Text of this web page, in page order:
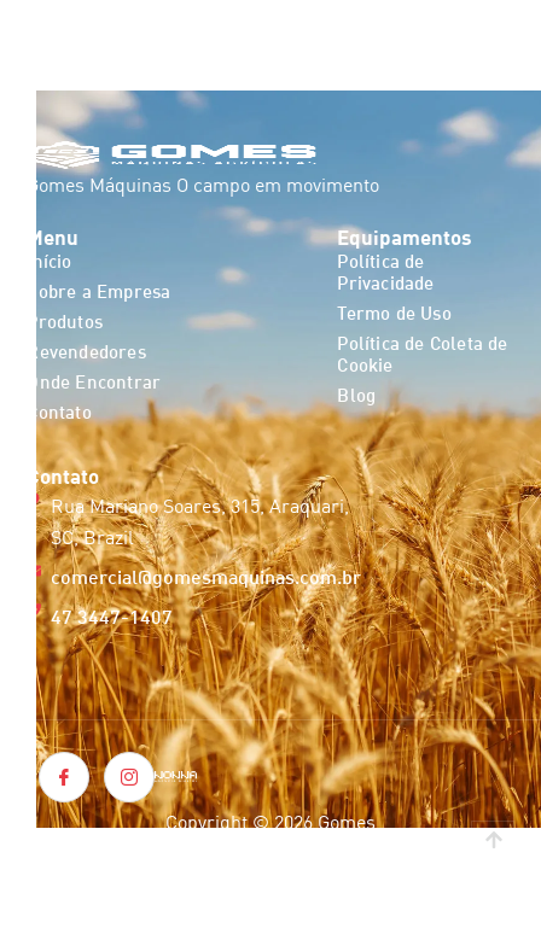
Gomes Máquinas O campo em movimento
Menu
Início
Sobre a Empresa
Produtos
Revendedores
Onde Encontrar
Contato
Equipamentos
Política de
Privacidade
Termo de Uso
Política de Coleta de
Cookie
Blog
Contato
Rua Mariano Soares, 315, Araquari,
SC, Brazil
comercial@gomesmaquinas.com.br
47 3447-1407
Copyright © 2026 Gomes